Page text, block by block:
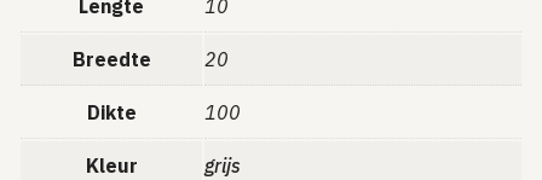
Lengte 10
Breedte 20
Dikte 100
Kleur grijs